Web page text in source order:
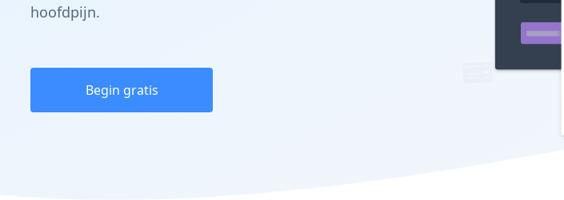
hoofdpijn.
Begin gratis